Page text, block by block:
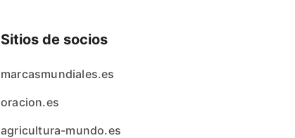
Sitios de socios
marcasmundiales.es
oracion.es
agricultura-mundo.es